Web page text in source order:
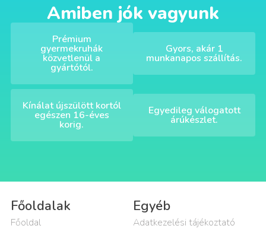
Amiben jók vagyunk
Prémium
gyermekruhák
közvetlenül a
gyártótól.
Gyors, akár 1
munkanapos szállítás.
Kínálat újszülött kortól
egészen 16-éves
korig.
Egyedileg válogatott
árúkészlet.
Főoldalak
Főoldal
Egyéb
Adatkezelési tájékoztató